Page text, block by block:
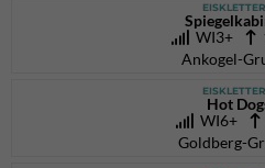
WI3+
Ankogel-
Hot
WI6+
Goldberg-